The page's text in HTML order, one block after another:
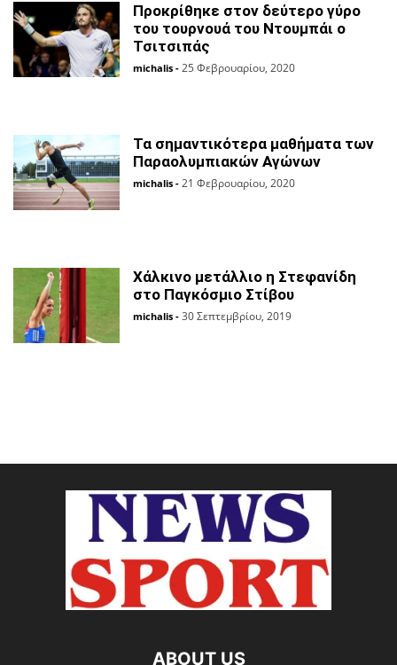
Προκρίθηκε στον δεύτερο γύρο
του τουρνουά του Ντουμπάι ο
Τσιτσιπάς
michalis - 25 Φεβρουαρίου, 2020
Τα σημαντικότερα μαθήματα των
Παραολυμπιακών Αγώνων
michalis - 21 Φεβρουαρίου, 2020
Χάλκινο μετάλλιο η Στεφανίδη
στο Παγκόσμιο Στίβου
michalis - 30 Σεπτεμβρίου, 2019
ABOUT US